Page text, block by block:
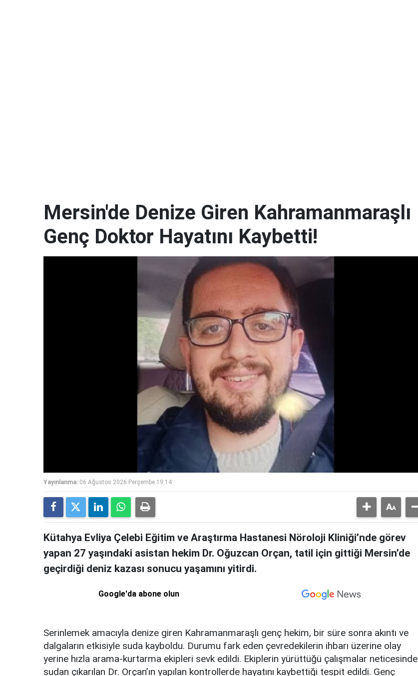
Mersin'de Denize Giren Kahramanmaraşlı
Genç Doktor Hayatını Kaybetti!
Yayınlanma: 06 Ağustos 2026 Perşembe 19:14
Kütahya Evliya Çelebi Eğitim ve Araştırma Hastanesi Nöroloji Kliniği’nde görev
yapan 27 yaşındaki asistan hekim Dr. Oğuzcan Orçan, tatil için gittiği Mersin’de
geçirdiği deniz kazası sonucu yaşamını yitirdi.
Google'da abone olun
Serinlemek amacıyla denize giren Kahramanmaraşlı genç hekim, bir süre sonra akıntı ve
dalgaların etkisiyle suda kayboldu. Durumu fark eden çevredekilerin ihbarı üzerine olay
yerine hızla arama-kurtarma ekipleri sevk edildi. Ekiplerin yürüttüğü çalışmalar neticesinde
sudan çıkarılan Dr. Orçan’ın yapılan kontrollerde hayatını kaybettiği tespit edildi. Genç